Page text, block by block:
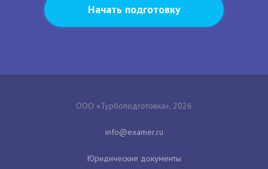
Начать подготовку
ООО «Турбоподготовка», 2026
Юридические документы